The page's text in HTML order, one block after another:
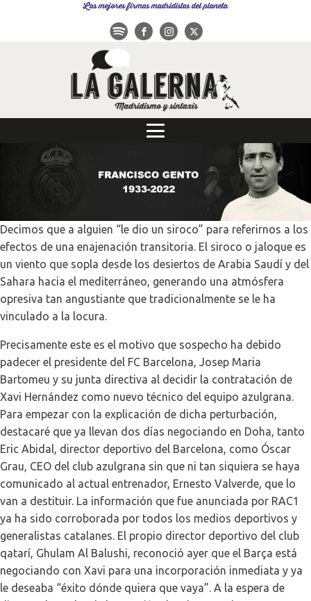
Las mejores firmas madridistas del planeta
Decimos que a alguien “le dio un siroco” para referirnos a los
efectos de una enajenación transitoria. El siroco o jaloque es
un viento que sopla desde los desiertos de Arabia Saudí y del
Sahara hacia el mediterráneo, generando una atmósfera
opresiva tan angustiante que tradicionalmente se le ha
vinculado a la locura.
Precisamente este es el motivo que sospecho ha debido
padecer el presidente del FC Barcelona, Josep Maria
Bartomeu y su junta directiva al decidir la contratación de
Xavi Hernández como nuevo técnico del equipo azulgrana.
Para empezar con la explicación de dicha perturbación,
destacaré que ya llevan dos días negociando en Doha, tanto
Eric Abidal, director deportivo del Barcelona, como Óscar
Grau, CEO del club azulgrana sin que ni tan siquiera se haya
comunicado al actual entrenador, Ernesto Valverde, que lo
van a destituir. La información que fue anunciada por RAC1
ya ha sido corroborada por todos los medios deportivos y
generalistas catalanes. El propio director deportivo del club
qatarí, Ghulam Al Balushi, reconoció ayer que el Barça está
negociando con Xavi para una incorporación inmediata y ya
le deseaba “éxito dónde quiera que vaya”. A la espera de